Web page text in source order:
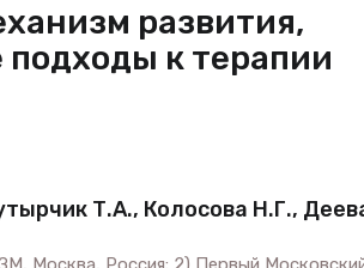
развития,
к терапии
Т.А., Колосова Н.Г.,